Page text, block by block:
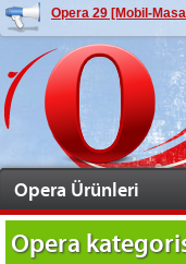
Opera 29 [Mobil-
Opera Ürünleri
Opera